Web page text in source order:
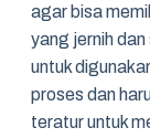
agar bisa
yang jernih
untuk
proses dan
teratur untuk